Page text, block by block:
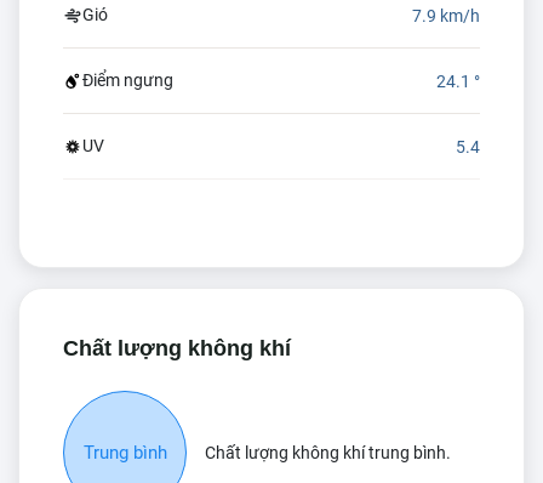
Gió 7.9 km/h
Điểm ngưng 24.1 °
UV 5.4
Chất lượng không khí
Trung bình Chất lượng không khí trung bình.